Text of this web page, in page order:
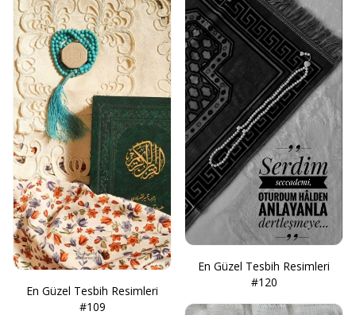
En Güzel Tesbih Resimleri
#109
En Güzel Tesbih Resimleri
#120